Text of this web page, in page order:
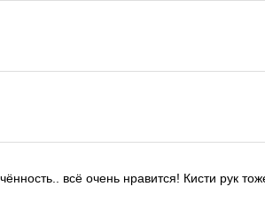
всё очень нравится! Кисти рук